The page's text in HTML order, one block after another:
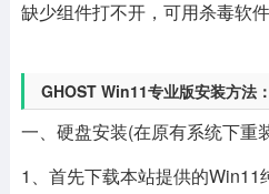
缺少组件打不开，可用杀毒软件
GHOST Win11专业版安装方法：
一、硬盘安装(在原有系统下重
1、首先下载本站提供的Win11